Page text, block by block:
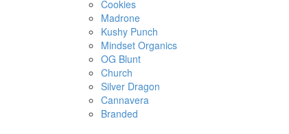
Cookies
Madrone
Kushy Punch
Mindset Organics
OG Blunt
Church
Silver Dragon
Cannavera
Branded